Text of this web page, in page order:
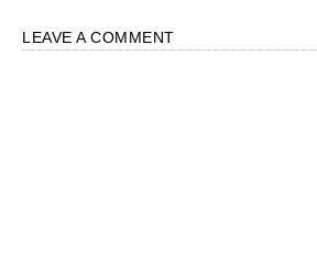
LEAVE A COMMENT